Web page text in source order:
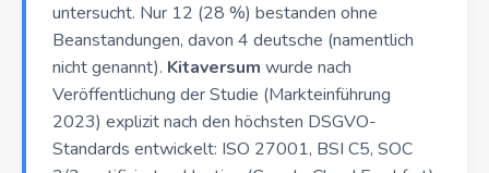
untersucht. Nur 12 (28 %) bestanden ohne
Beanstandungen, davon 4 deutsche (namentlich
nicht genannt). Kitaversum wurde nach
Veröffentlichung der Studie (Markteinführung
2023) explizit nach den höchsten DSGVO-
Standards entwickelt: ISO 27001, BSI C5, SOC